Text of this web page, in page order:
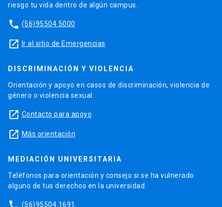
riesgo tu vida dentro de algún campus.
phone (56)95504 5000
launch Ir al sitio de Emergencias
DISCRIMINACIÓN Y VIOLENCIA
Orientación y apoyo en casos de discriminación, violencia de
género o violencia sexual.
launch Contacto para apoyo
launch Más orientación
MEDIACIÓN UNIVERSITARIA
Teléfonos para orientación y consejo si se ha vulnerado
alguno de tus derechos en la universidad.
(56)95504 1691